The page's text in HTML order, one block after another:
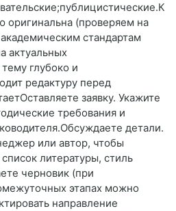
оригинальна (проверяем на
стандартам
актуальных
глубоко и
редактуру перед
заявку. Укажите
требования и
детали.
или автор, чтобы
литературы, стиль
черновик (при
этапах можно
направление